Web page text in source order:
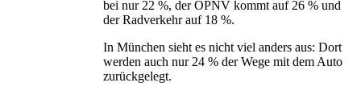
bei nur 22 %, der ÖPNV kommt auf 26 % und
der Radverkehr auf 18 %.
In München sieht es nicht viel anders aus: Dort
werden auch nur 24 % der Wege mit dem Auto
zurückgelegt.